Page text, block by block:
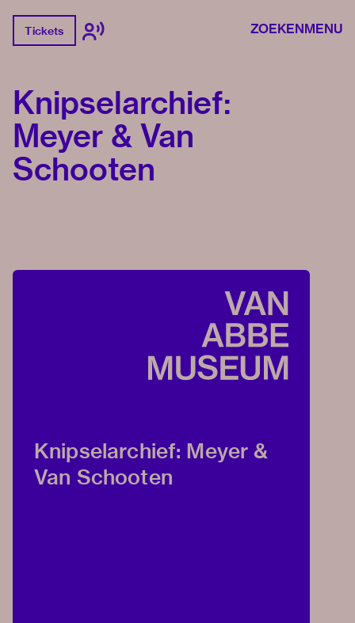
Tickets ZOEKENMENU
Knipselarchief:
Meyer & Van
Schooten
Knipselarchief: Meyer &
Van Schooten